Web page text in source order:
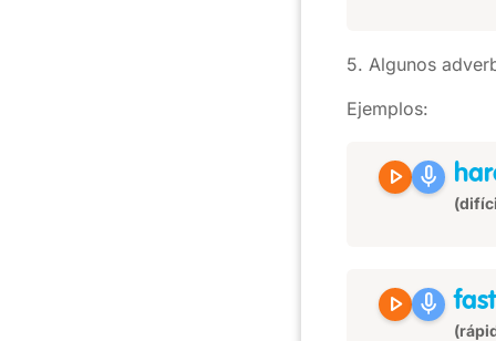
5. Algunos
Ejemplos:
play_arrow mic
play_arrow mic fast